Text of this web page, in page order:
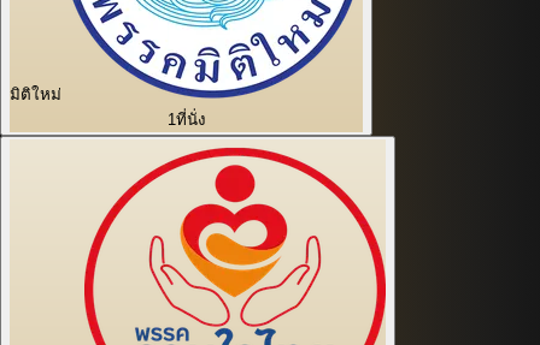
มิติใหม่
1ที่นั่ง